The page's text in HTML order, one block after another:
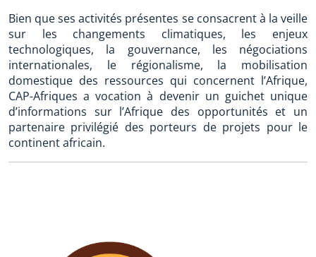
Bien que ses activités présentes se consacrent à la veille
sur les changements climatiques, les enjeux
technologiques, la gouvernance, les négociations
internationales, le régionalisme, la mobilisation
domestique des ressources qui concernent l’Afrique,
CAP-Afriques a vocation à devenir un guichet unique
d’informations sur l’Afrique des opportunités et un
partenaire privilégié des porteurs de projets pour le
continent africain.